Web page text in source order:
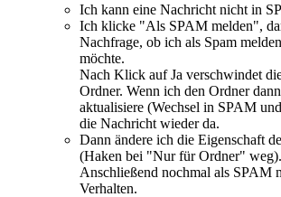
Ich kann eine Nachricht nicht in
Ich klicke "Als SPAM melden",
Nachfrage, ob ich als Spam
möchte.
Nach Klick auf Ja verschwindet
Ordner. Wenn ich den Ordner
aktualisiere (Wechsel in SPAM
die Nachricht wieder da.
Dann ändere ich die Eigenschaft
(Haken bei "Nur für Ordner" weg).
Anschließend nochmal als SPAM
Verhalten.